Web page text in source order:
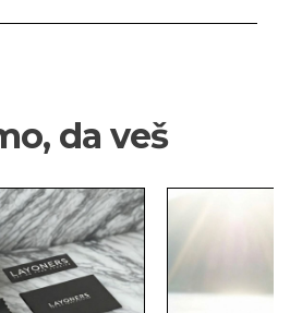
da veš